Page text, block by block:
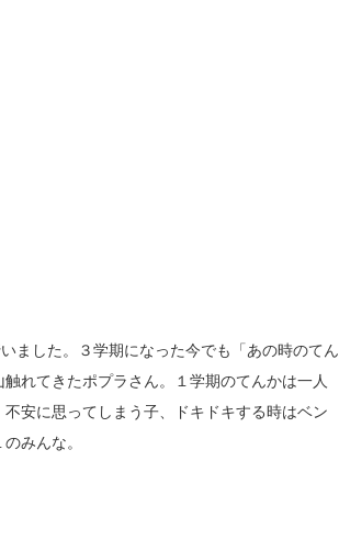
ました。３学期になった今でも「あの時のてん
れてきたポプラさん。１学期のてんかは一人
安に思ってしまう子、ドキドキする時はベン
みんな。